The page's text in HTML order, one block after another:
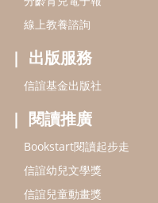
線上教養諮詢
出版服務
信誼基金出版社
閱讀推廣
Bookstart閱讀起步走
信誼幼兒文學獎
信誼兒童動畫獎